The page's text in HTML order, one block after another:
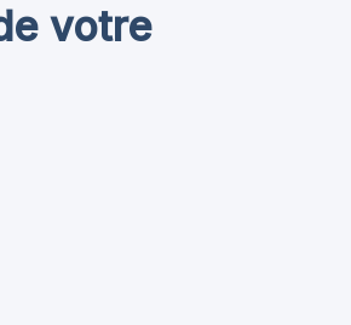
votre